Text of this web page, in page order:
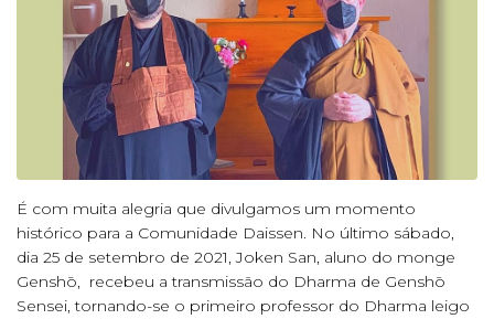
É com muita alegria que divulgamos um momento
histórico para a Comunidade Daissen. No último sábado,
dia 25 de setembro de 2021, Joken San, aluno do monge
Genshō, recebeu a transmissão do Dharma de Genshō
Sensei, tornando-se o primeiro professor do Dharma leigo